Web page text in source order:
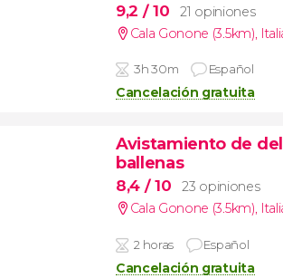
9,2 / 10
21 opiniones
Cala Gonone (3.5km)
3h 30m Español
Cancelación gratuita
Avistamiento de
ballenas
8,4 / 10
23 opiniones
Cala Gonone (3.5km),
2 horas Español
Cancelación gratuita